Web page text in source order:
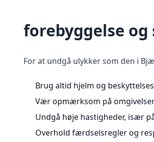
forebyggelse
For at undgå ulykker som den i
Brug altid hjelm og
Vær opmærksom på
Undgå høje hastigheder, især
Overhold færdselsregler og